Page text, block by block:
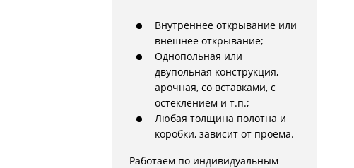
Внутреннее открывание или
внешнее открывание;
Однопольная или
двупольная конструкция,
арочная, со вставками, с
остеклением и т.п.;
Любая толщина полотна и
коробки, зависит от проема.
Работаем по индивидуальным